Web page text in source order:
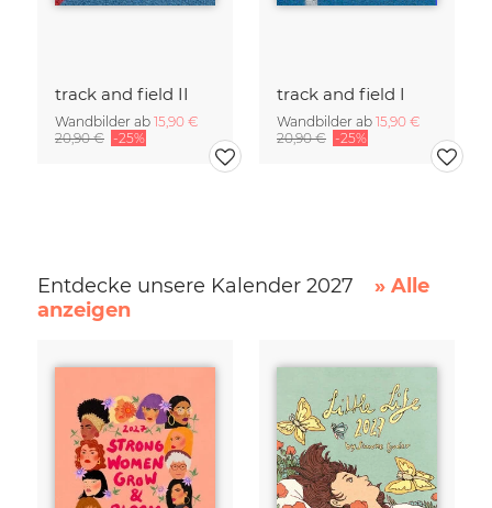
track and field II
Wandbilder ab 15,90 €
20,90 € -25%
track and field I
Wandbilder ab 15,90 €
20,90 € -25%
Entdecke unsere Kalender 2027
» Alle
anzeigen